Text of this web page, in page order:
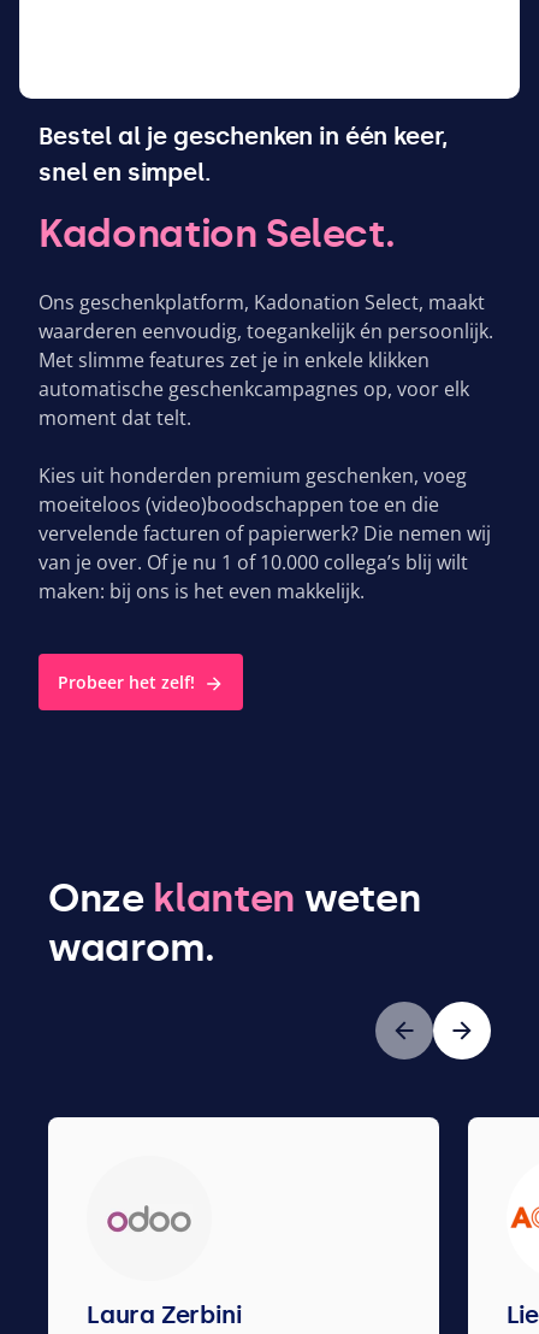
Bestel al je geschenken in één keer,
snel en simpel.
Kadonation Select.
Ons geschenkplatform, Kadonation Select, maakt
waarderen eenvoudig, toegankelijk én persoonlijk.
Met slimme features zet je in enkele klikken
automatische geschenkcampagnes op, voor elk
moment dat telt.
Kies uit honderden premium geschenken, voeg
moeiteloos (video)boodschappen toe en die
vervelende facturen of papierwerk? Die nemen wij
van je over. Of je nu 1 of10.000 collega’s blij wilt
maken: bij ons is het even makkelijk.
Probeer het zelf!
Onze klanten weten
waarom.
Vorige Volgende
Laura Zerbini